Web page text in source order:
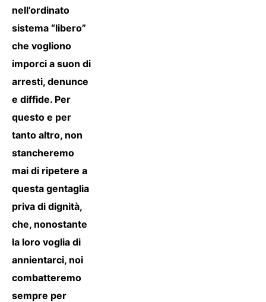
nell’ordinato
sistema “libero”
che vogliono
imporci a suon di
arresti, denunce
e diffide. Per
questo e per
tanto altro, non
stancheremo
mai di ripetere a
questa gentaglia
priva di dignità,
che, nonostante
la loro voglia di
annientarci, noi
combatteremo
sempre per